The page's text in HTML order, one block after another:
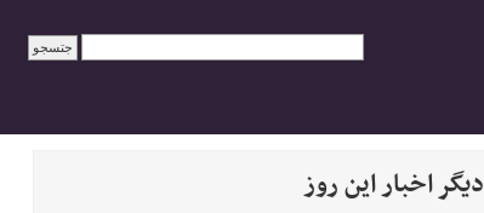
دیگر اخبار این روز